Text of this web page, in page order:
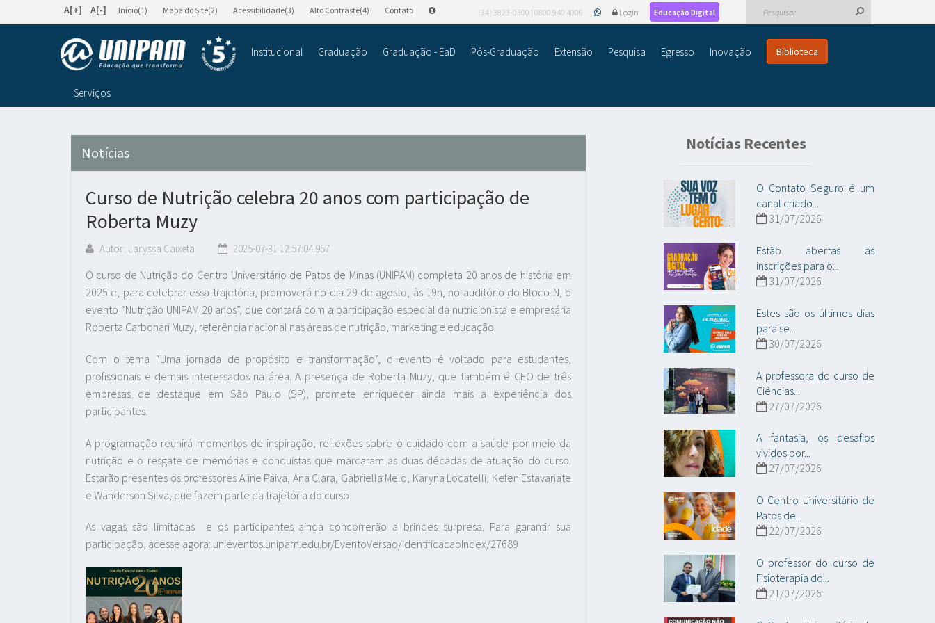
A[+] A[-] Início(1) Mapa do Site(2) Acessibilidade(3) Alto Contraste(4) Contato (34) 3823-0300 | 0800 940 4006 Login Educação Digital
Institucional Graduação Graduação - EaD Pós-Graduação Extensão Pesquisa Egresso Inovação Biblioteca
Serviços
Notícias
Curso de Nutrição celebra 20 anos com participação de
Roberta Muzy
Autor: Laryssa Caixeta 2025-07-31 12:57:04.957
O curso de Nutrição do Centro Universitário de Patos de Minas (UNIPAM) completa 20 anos de história em
2025 e, para celebrar essa trajetória, promoverá no dia 29 de agosto, às 19h, no auditório do Bloco N, o
evento “Nutrição UNIPAM 20 anos”, que contará com a participação especial da nutricionista e empresária
Roberta Carbonari Muzy, referência nacional nas áreas de nutrição, marketing e educação.
Com o tema “Uma jornada de propósito e transformação”, o evento é voltado para estudantes,
profissionais e demais interessados na área. A presença de Roberta Muzy, que também é CEO de três
empresas de destaque em São Paulo (SP), promete enriquecer ainda mais a experiência dos
participantes.
A programação reunirá momentos de inspiração, reflexões sobre o cuidado com a saúde por meio da
nutrição e o resgate de memórias e conquistas que marcaram as duas décadas de atuação do curso.
Estarão presentes os professores Aline Paiva, Ana Clara, Gabriella Melo, Karyna Locatelli, Kelen Estavanate
e Wanderson Silva, que fazem parte da trajetória do curso.
As vagas são limitadas e os participantes ainda concorrerão a brindes surpresa. Para garantir sua
participação, acesse agora: unieventos.unipam.edu.br/EventoVersao/IdentificacaoIndex/27689
Notícias Recentes
O Contato Seguro é um
canal criado...
31/07/2026
Estão abertas as
inscrições para o...
31/07/2026
Estes são os últimos dias
para se...
30/07/2026
A professora do curso de
Ciências...
27/07/2026
A fantasia, os desafios
vividos por...
27/07/2026
O Centro Universitário de
Patos de...
22/07/2026
O professor do curso de
Fisioterapia do...
21/07/2026